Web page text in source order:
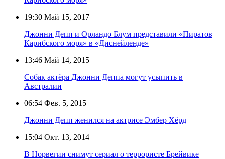
19:30 Май 15, 2017
Джонни Депп и Орландо Блум представили «Пиратов
Карибского моря» в «Диснейленде»
13:46 Май 14, 2015
Собак актёра Джонни Деппа могут усыпить в
Австралии
06:54 Фев. 5, 2015
Джонни Депп женился на актрисе Эмбер Хёрд
15:04 Окт. 13, 2014
В Норвегии снимут сериал о террористе Брейвике